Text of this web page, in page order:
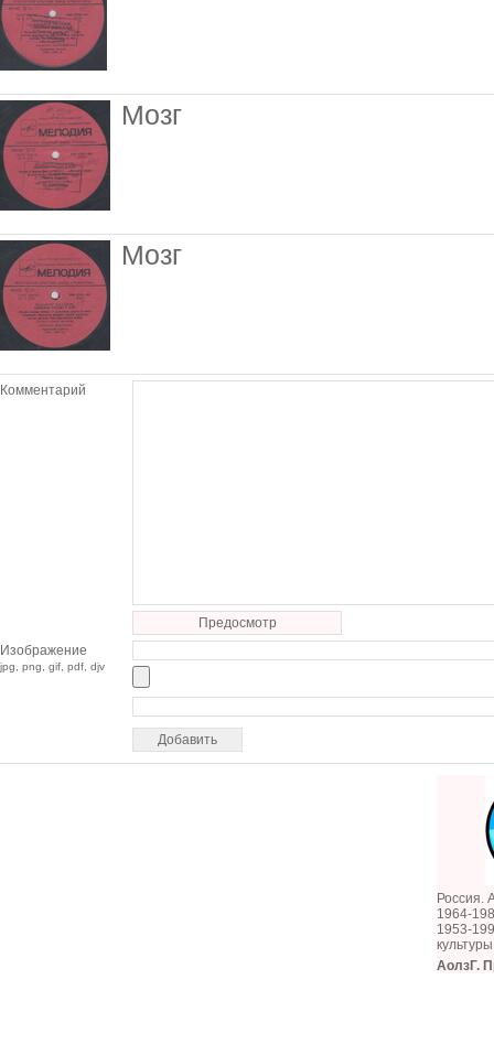
Мозг
Мозг
Комментарий
Предосмотр
Изображение
jpg, png, gif, pdf, djv
Россия.
1964-
1953-
АолзГ.